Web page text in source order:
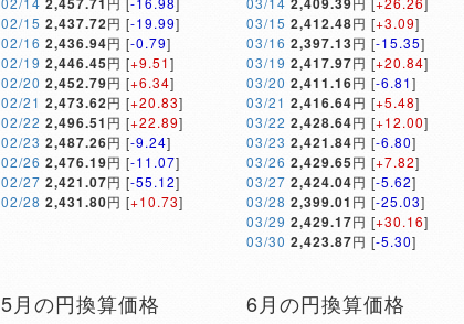
02/15 2,437.72円 [-19.99]
02/16 2,436.94円 [-0.79]
02/19 2,446.45円 [+9.51]
02/20 2,452.79円 [+6.34]
02/21 2,473.62円 [+20.83]
02/22 2,496.51 円 [+22.89]
02/23 2,487.26円 [-9.24]
02/26 2,476.19円 [-11.07]
02/27 2,421.07円 [-55.12]
02/28 2,431.80円 [+10.73]
03/15 2,412.48円 [+3.09]
03/16 2,397.13円 [-15.35]
03/19 2,417.97円 [+20.84]
03/20 2,411.16円 [-6.81]
03/21 2,416.64円 [+5.48]
03/22 2,428.64円 [+12.00]
03/23 2,421.84円 [-6.80]
03/26 2,429.65円 [+7.82]
03/27 2,424.04円 [-5.62]
03/28 2,399.01 円 [-25.03]
03/29 2,429.17円 [+30.16]
03/30 2,423.87円 [-5.30]
5月の円換算価格 6月の円換算価格